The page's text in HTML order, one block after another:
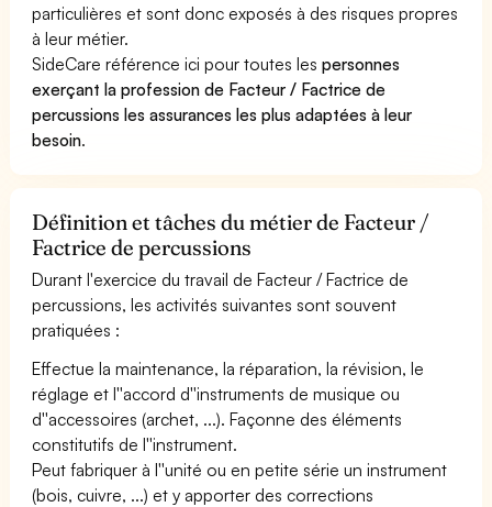
particulières et sont donc exposés à des risques propres
à leur métier.
SideCare référence ici pour toutes lespersonnes
exerçant la profession de Facteur / Factrice de
percussions les assurances les plus adaptées à leur
besoin.
Définition et tâches du métier de Facteur /
Factrice de percussions
Durant l'exercice du travail de Facteur / Factrice de
percussions, les activités suivantes sont souvent
pratiquées :
Effectue la maintenance, la réparation, la révision, le
réglage et l''accord d''instruments de musique ou
d''accessoires (archet, ...). Façonne des éléments
constitutifs de l''instrument.
Peut fabriquer à l''unité ou en petite série un instrument
(bois, cuivre, ...) et y apporter des corrections